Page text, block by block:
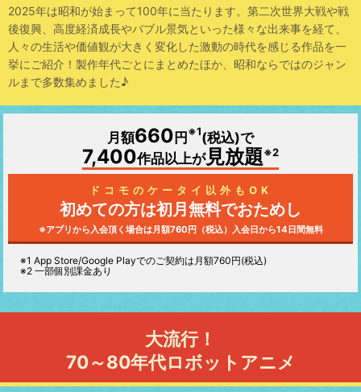
2025年は昭和が始まって100年に当たります。第二次世界大戦や戦
後復興、高度経済成長やバブル景気といった様々な出来事を経て、
人々の生活や価値観が大きく変化した激動の時代を感じる作品を一
挙にご紹介！製作年代ごとにまとめたほか、昭和ならではのジャン
ルまで多数集めました♪
月額660円※1(税込)で
7,400作品以上が見放題※2
ドコモのケータイ以外もOK
初めての方は初月無料でおためし
※アプリから入会頂く場合は月額760円（税込） 入会日から14日間無料
※1 App Store/Google Playでのご契約は月額760円(税込)
※2 一部個別課金あり
大流行！
70～80年代ロボットアニメ